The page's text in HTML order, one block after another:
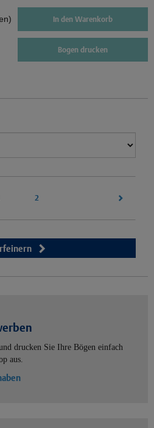
In den Warenkorb
Bogen drucken
2
drucken Sie Ihre Bögen einfach
aus.